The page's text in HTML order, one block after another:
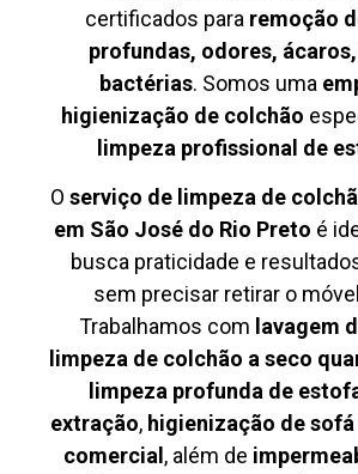
certificados para remoção
profundas, odores,
bactérias. Somos uma
higienização de colchão
limpeza profissional de
O serviço de limpeza de
em São José do Rio Preto é
busca praticidade e
sem precisar retirar o
Trabalhamos com lavagem
limpeza de colchão a seco
limpeza profunda de
extração, higienização de
comercial , além de